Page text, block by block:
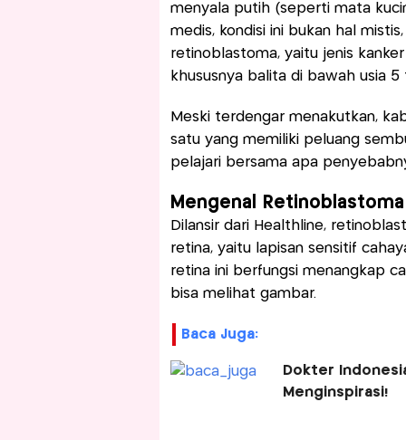
menyala putih (seperti mata
medis, kondisi ini bukan hal
retinoblastoma, yaitu jenis
khususnya balita di bawah usia 5
Meski terdengar menakutkan,
satu yang memiliki peluang
pelajari bersama apa
Mengenal Retinoblastoma
Dilansir dari Healthline,
retina, yaitu lapisan sensitif
retina ini berfungsi menangkap
bisa melihat gambar.
Baca Juga:
Dokter
Menginspirasi!